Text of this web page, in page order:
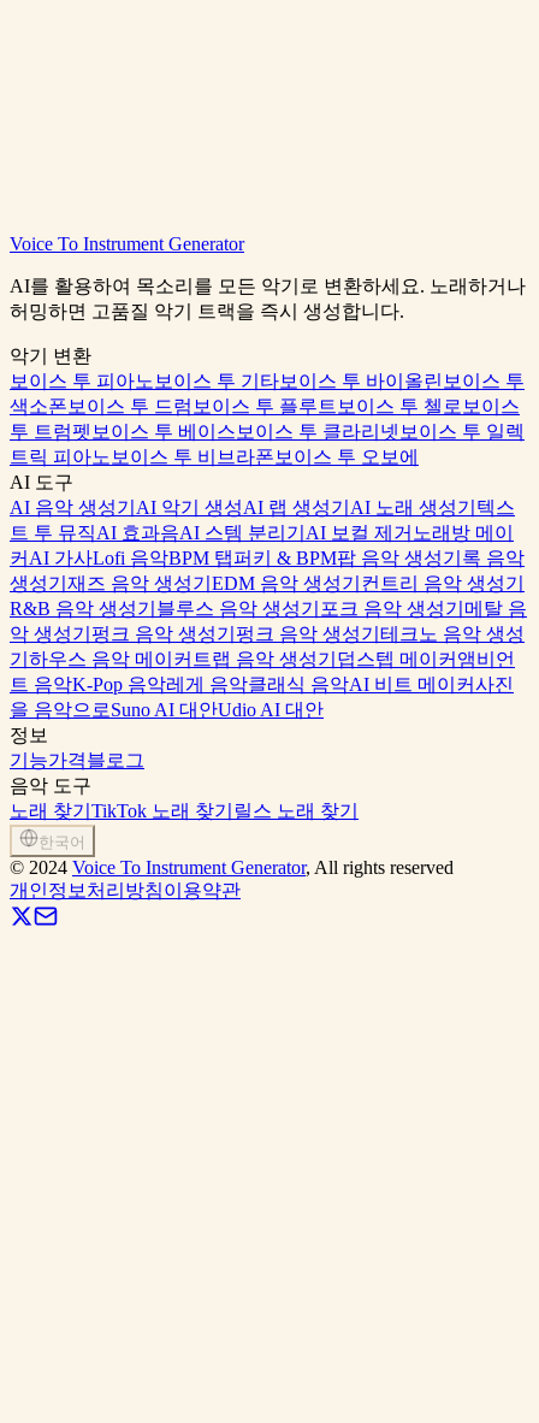
MIDI 도구 무료 체험 가격 보기
Voice To Instrument Generator
AI를 활용하여 목소리를 모든 악기로 변환하세요. 노래하거나
허밍하면 고품질 악기 트랙을 즉시 생성합니다.
악기 변환
보이스 투 피아노 보이스 투 기타보이스 투 바이올린 보이스 투
색소폰 보이스 투 드럼 보이스 투 플루트 보이스 투 첼로 보이스
투 트럼펫 보이스 투 베이스 보이스 투 클라리넷 보이스 투 일렉
트릭 피아노 보이스 투 비브라폰 보이스 투 오보에
AI 도구
AI 음악 생성기 AI 악기 생성AI 랩 생성기 AI 노래 생성기 텍스
트 투 뮤직AI 효과음AI 스템 분리기 AI 보컬 제거 노래방 메이
커 AI 가사Lofi 음악BPM 탭퍼 키 & BPM팝 음악 생성기 록 음악
생성기 재즈 음악 생성기 EDM 음악 생성기 컨트리 음악 생성기
R&B 음악 생성기 블루스 음악 생성기 포크 음악 생성기 메탈 음
악 생성기 펑크 음악 생성기 펑크 음악 생성기 테크노 음악 생성
기 하우스 음악 메이커 트랩 음악 생성기 덥스텝 메이커 앰비언
트 음악K-Pop 음악레게 음악클래식 음악AI 비트 메이커사진
을 음악으로Suno AI 대안Udio AI 대안
정보
기능가격블로그
음악 도구
노래 찾기 TikTok 노래 찾기 릴스 노래 찾기
한국어
© 2024 Voice To Instrument Generator, All rights reserved
개인정보처리방침이용약관